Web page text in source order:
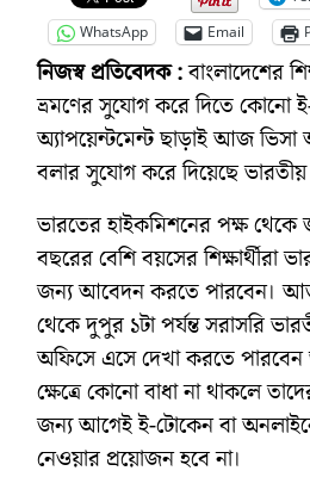
WhatsApp
Email
নিজস্ব প্রতিবেদক :বাংলাদেশের
ভ্রমণের সুযোগ করে দিতে কোনো
অ্যাপয়েন্টমেন্ট ছাড়াই আজ ভিসা
বলার সুযোগ করে দিয়েছে
ভারতের হাইকমিশনের পক্ষ থেকে
বছরের বেশি বয়সের শিক্ষার্থীরা
জন্য আবেদন করতে পারবেন।
থেকে দুপুর ১টা পর্যন্ত সরাসরি
অফিসে এসে দেখা করতে পারবেন
ক্ষেত্রে কোনো বাধা না থাকলে
জন্য আগেই ই-টোকেন বা
নেওয়ার প্রয়োজন হবে না।